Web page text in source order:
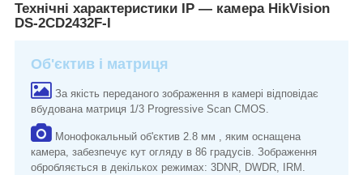
Технічні характеристики IP — камера HikVision
DS-2CD2432F-I
Об'єктив і матриця
За якість переданого зображення в камері відповідає
вбудована матриця 1/3 Progressive Scan CMOS.
Монофокальный об'єктив 2.8 мм , яким оснащена
камера, забезпечує кут огляду в 86 градусів. Зображення
обробляється в декількох режимах: 3DNR, DWDR, IRM.